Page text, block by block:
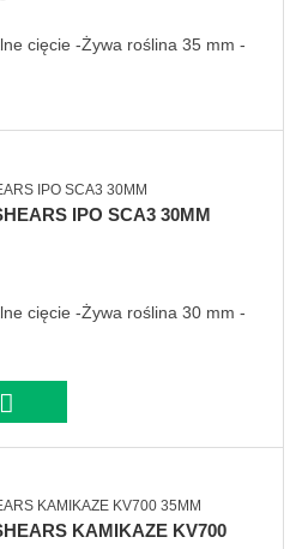
cięcie -Żywa roślina 35 mm -
IPO SCA3 30MM
cięcie -Żywa roślina 30 mm -
KAMIKAZE KV700